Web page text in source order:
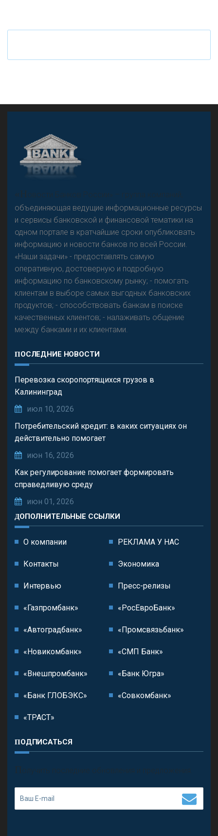
Что будет с наличными деньгами при цифровом
«Н
овости Банков России» – группа компаний,
объединяющая ведущие информационные ресурсы
и сервисы банковской и финансовой тематики на
одном портале в кратчайшие сроки опубликовать
информацию и новости банков по всей России.
«Наши задачи» - предоставлять самую
оперативную, достоверную и подробную
информацию по банковскому рынку; - помогать
клиентам в выборе самых выгодных банковских
продуктов; - способствовать банкам в поиске
качественных клиентов; - налаживать общение
между банками и их клиентами.
ПОСЛЕДНИЕ НОВОСТИ
Перевозка скоропортящихся грузов в
Калининград
июл 10, 2026
Потребительский кредит: в каких ситуациях он
действительно помогает
июн 16, 2026
Как регулирование помогает формировать
справедливую среду
июн 01, 2026
ДОПОЛНИТЕЛЬНЫЕ ССЫЛКИ
О компании РЕКЛАМА У НАС
Контакты Экономика
Интервью Пресс-релизы
«Газпромбанк» «РосЕвроБанк»
«Автоградбанк» «Промсвязьбанк»
«Новикомбанк» «СМП Банк»
«Внешпромбанк» «Банк Югра»
«Банк ГЛОБЭКС» «Совкомбанк»
«ТРАСТ»
ПОДПИСАТЬСЯ
П олучить последние обновления и предложения.